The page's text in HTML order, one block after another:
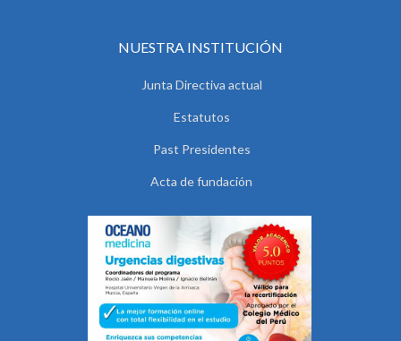
NUESTRA INSTITUCIÓN
Junta Directiva actual
Estatutos
Past Presidentes
Acta de fundación